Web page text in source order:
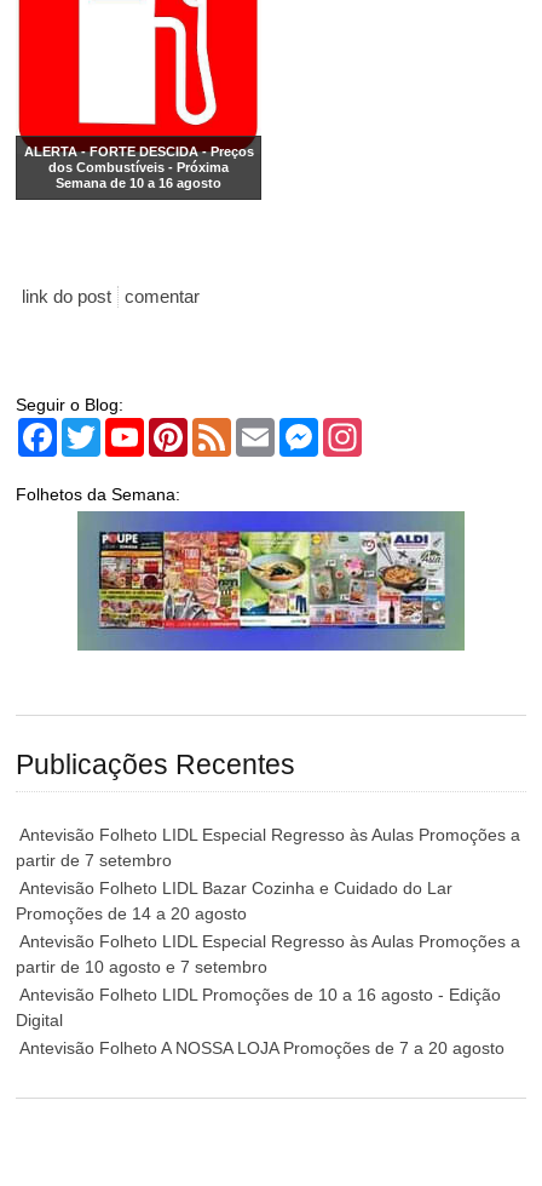
ALERTA - FORTE DESCIDA - Preços
dos Combustíveis - Próxima
Semana de 10 a 16 agosto
link do post comentar
Seguir o Blog:
Facebook
TwitterYouTubePinterest
Feed Email Messenger
Folhetos da Semana:
Publicações Recentes
Antevisão Folheto LIDL Especial Regresso às Aulas Promoções a
partir de 7 setembro
Antevisão Folheto LIDL Bazar Cozinha e Cuidado do Lar
Promoções de 14 a 20 agosto
Antevisão Folheto LIDL Especial Regresso às Aulas Promoções a
partir de 10 agosto e 7 setembro
Antevisão Folheto LIDL Promoções de 10 a 16 agosto - Edição
Digital
Antevisão Folheto A NOSSA LOJA Promoções de 7 a 20 agosto